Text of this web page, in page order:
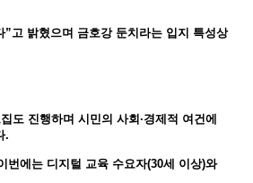
고 밝혔으며 금호강 둔치라는 입지 특성상
도 진행하며 시민의 사회·경제적 여건에
.
번에는 디지털 교육 수요자(30세 이상)와